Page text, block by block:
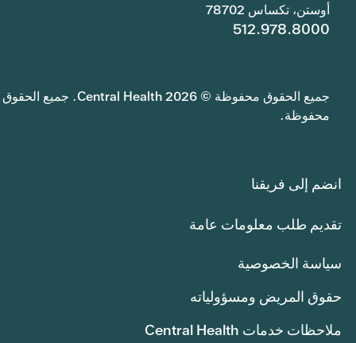
أوستن، تكساس 78702
512.978.8000
جميع الحقوق محفوظة © 2026 Central Health. جميع الحقوق
محفوظة.
انضم إلى فريقنا
تقديم طلب معلومات عامة
سياسة الخصوصية
حقوق المريض ومسؤولياته
ملاحظات خدمات Central Health